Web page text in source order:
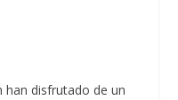
han disfrutado de un